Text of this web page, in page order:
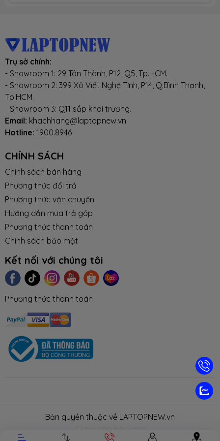
TRA CỨU
HÀNH
Trụ sở chính:
- Showroom 1: 29 Tân Thành, P12, Q5, Tp.HCM.
- Showroom 2: 399 Xô Viết Nghệ Tĩnh, P14, Q.Bình Thạnh,
Tp.HCM.
- Showroom 3: Q11 sắp khai trương.
Email: khachhang@laptopnew.vn
Hotline: 1900.8946
CHÍNH SÁCH
Chính sách bán hàng
Phương thức đổi trả
Phương thức vận chuyển
Hướng dẫn mua trả góp
Phương thức thanh toán
Chính sách bảo mật
Kết nối với chúng tôi
Phương thức thanh toán
Bản quyền thuộc về LAPTOPNEW.vn